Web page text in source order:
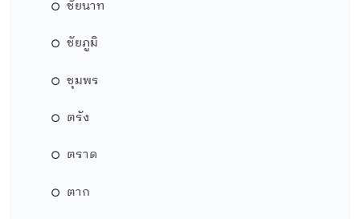
ชัยนาท
ชัยภูมิ
ชุมพร
ตรัง
ตราด
ตาก